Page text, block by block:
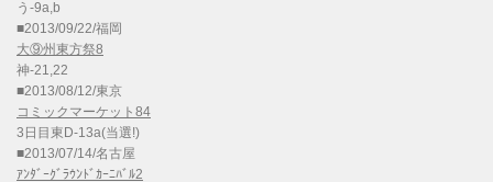
う-9a,b
■2013/09/22/福岡
大⑨州東方祭8
神-21,22
■2013/08/12/東京
コミックマーケット84
3日目東D-13a(当選!)
■2013/07/14/名古屋
ｱﾝﾀﾞｰｸﾞﾗｳﾝﾄﾞｶｰﾆﾊﾞﾙ2